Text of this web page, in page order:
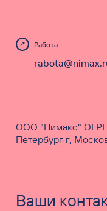
Работа
ООО "Нимакс" ОГРН
Петербург г,
Ваши